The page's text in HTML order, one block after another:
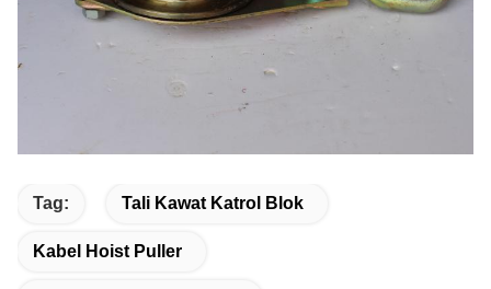
Tag: Tali Kawat Katrol Blok
Kabel Hoist Puller